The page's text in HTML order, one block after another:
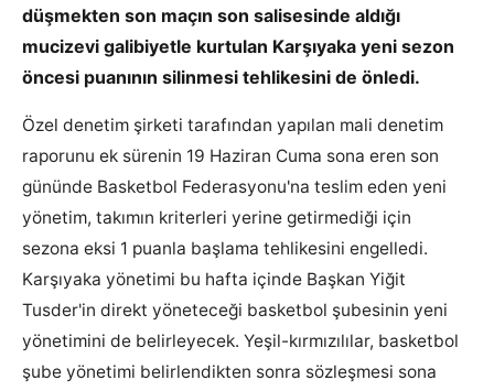
düşmekten son maçın son salisesinde aldığı
mucizevi galibiyetle kurtulan Karşıyaka yeni sezon
öncesi puanının silinmesi tehlikesini de önledi.
Özel denetim şirketi tarafından yapılan mali denetim
raporunu ek sürenin 19 Haziran Cuma sona eren son
gününde Basketbol Federasyonu'na teslim eden yeni
yönetim, takımın kriterleri yerine getirmediği için
sezona eksi 1 puanla başlama tehlikesini engelledi.
Karşıyaka yönetimi bu hafta içinde Başkan Yiğit
Tusder'in direkt yöneteceği basketbol şubesinin yeni
yönetimini de belirleyecek. Yeşil-kırmızılılar, basketbol
şube yönetimi belirlendikten sonra sözleşmesi sona